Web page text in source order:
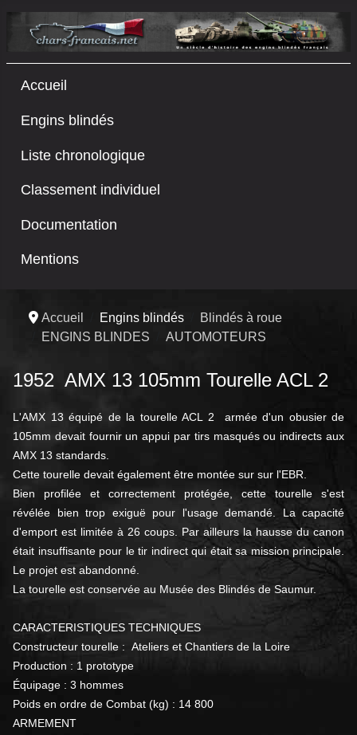
Accueil
Engins blindés
Liste chronologique
Classement individuel
Documentation
Mentions
Accueil Engins blindés
Blindés à roue
ENGINS BLINDES
AUTOMOTEURS
1952 AMX 13 105mm Tourelle ACL 2
L'AMX 13 équipé de la tourelle ACL 2 armée d'un obusier de
105mm devait fournir un appui par tirs masqués ou indirects aux
AMX 13 standards.
Cette tourelle devait également être montée sur sur l'EBR.
Bien profilée et correctement protégée, cette tourelle s'est
révélée bien trop exiguë pour l'usage demandé. La capacité
d'emport est limitée à 26 coups.
Par ailleurs la hausse du canon
était insuffisante pour le tir indirect qui était sa mission principale.
Le projet est abandonné.
La tourelle est conservée au Musée des Blindés de Saumur.
CARACTERISTIQUES TECHNIQUES
Constructeur tourelle : Ateliers et Chantiers de la Loire
Production : 1 prototype
Équipage : 3 hommes
Poids en ordre de Combat (kg) : 14 800
ARMEMENT